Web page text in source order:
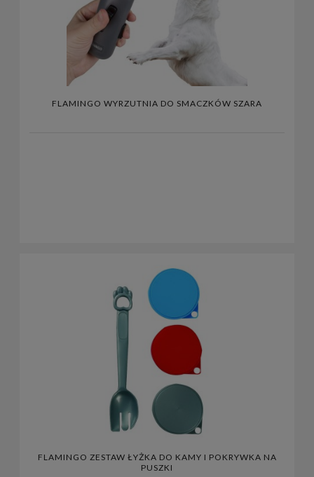
FLAMINGO WYRZUTNIA DO SMACZKÓW SZARA
FLAMINGO ZESTAW ŁYŻKA DO KAMY I POKRYWKA NA
PUSZKI